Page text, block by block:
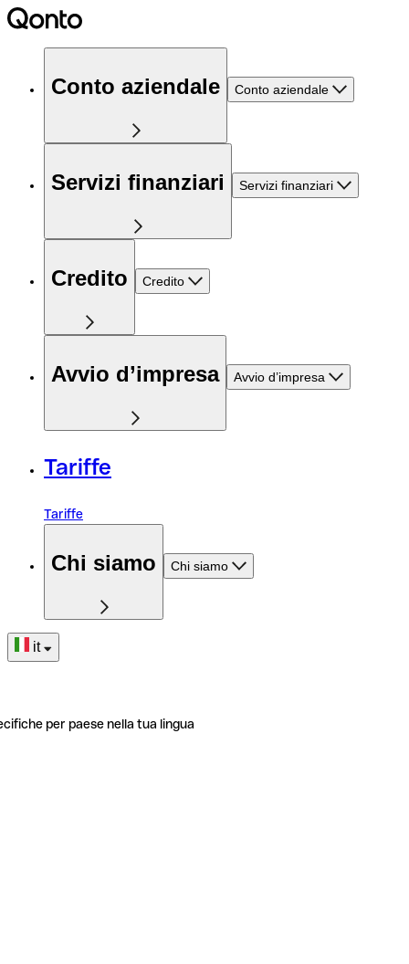
Conto aziendale Conto aziendale
Servizi finanziari Servizi finanziari
Credito Credito
Avvio d’impresa Avvio d’impresa
Tariffe
Tariffe
Chi siamo Chi siamo
it
per paese nella tua lingua